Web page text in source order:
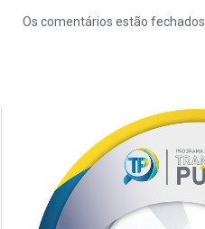
Os comentários estão fechados.